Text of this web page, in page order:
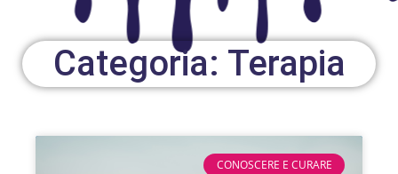
Categoria: Terapia
CONOSCERE E CURARE